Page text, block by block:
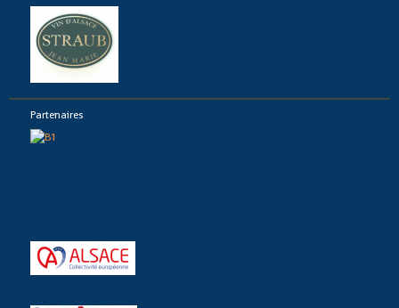
Partenaires